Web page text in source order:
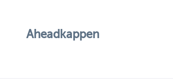
Aheadkappen